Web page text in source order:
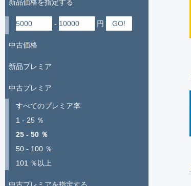
新品価格を指定する
- 円
中古価格
新品プレミア
中古プレミア
すべてのプレミア率
1 - 25 ％
25 - 50 ％
50 - 100 ％
101 ％以上